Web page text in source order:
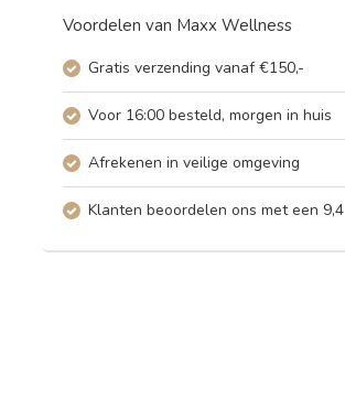
Voordelen van Maxx Wellness
Gratis verzending vanaf €150,-
Voor 16:00 besteld, morgen in huis
Afrekenen in veilige omgeving
Klanten beoordelen ons met een 9,4